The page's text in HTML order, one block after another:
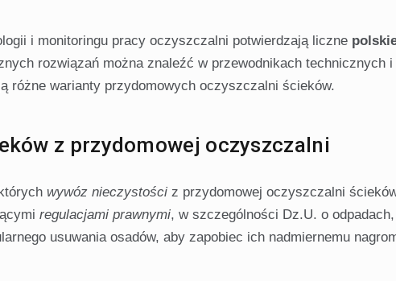
i monitoringu pracy oczyszczalni potwierdzają liczne
rozwiązań można znaleźć w przewodnikach technicznych
różne warianty przydomowych oczyszczalni ścieków.
z przydomowej oczyszczalni
wywóz nieczystości z przydomowej oczyszczalni
regulacjami prawnymi, w szczególności Dz.U. o odpadach,
usuwania osadów, aby zapobiec ich nadmiernemu